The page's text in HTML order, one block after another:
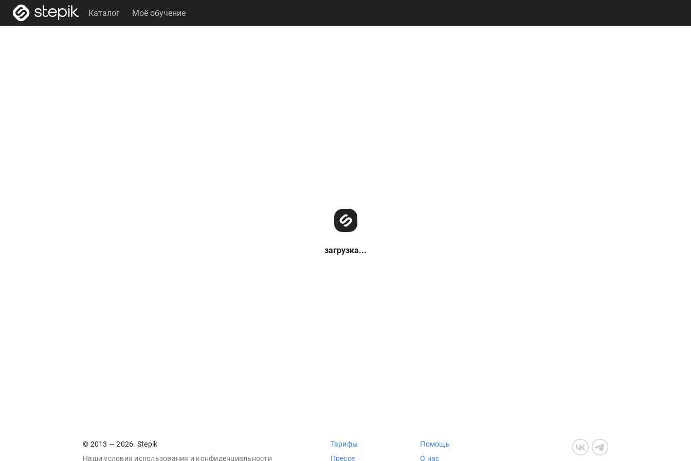
Каталог Моё обучение
загрузка...
© 2013 — 2026. Stepik
Наши условия использования и конфиденциальности
Тарифы
Прессе
Помощь
О нас